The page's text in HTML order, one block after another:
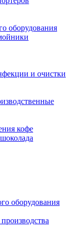
оборудования
и очистки
кофе
оборудования